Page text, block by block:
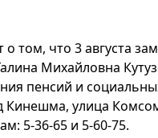
что 3 августа
Михайловна
пенсий и
Кинешма, улица
5-36-65 и 5-60-75.